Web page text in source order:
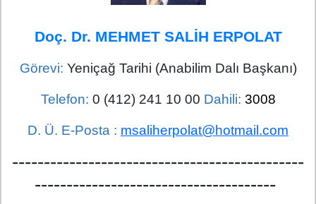
Doç. Dr. MEHMET SALİH ERPOLAT
Görevi: Yeniçağ Tarihi (Anabilim Dalı Başkanı)
Telefon: 0 (412) 241 10 00 Dahili: 3008
D. Ü. E-Posta : msaliherpolat@hotmail.com
----------------------------------------------
--------------------------------------